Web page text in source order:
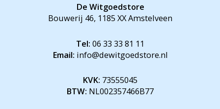
De Witgoedstore
Bouwerij 46, 1185 XX Amstelveen
Tel: 06 33 33 81 11
Email: info@dewitgoedstore.nl
KVK: 73555045
BTW: NL002357466B77